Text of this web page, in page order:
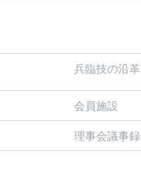
兵臨技の沿革
会員施設
理事会議事録